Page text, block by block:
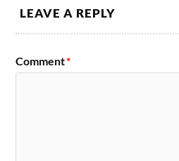
23h00 Pedro Mafama
00h30 Tuorjets
LEAVE A REPLY
Comment*